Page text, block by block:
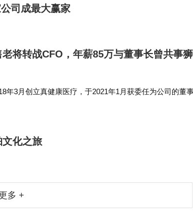
司成最大赢家
将转战CFO，年薪85万与董事长曾共事
年3月创立真健康医疗，于2021年1月获委任为公司的董
化之旅
多 +